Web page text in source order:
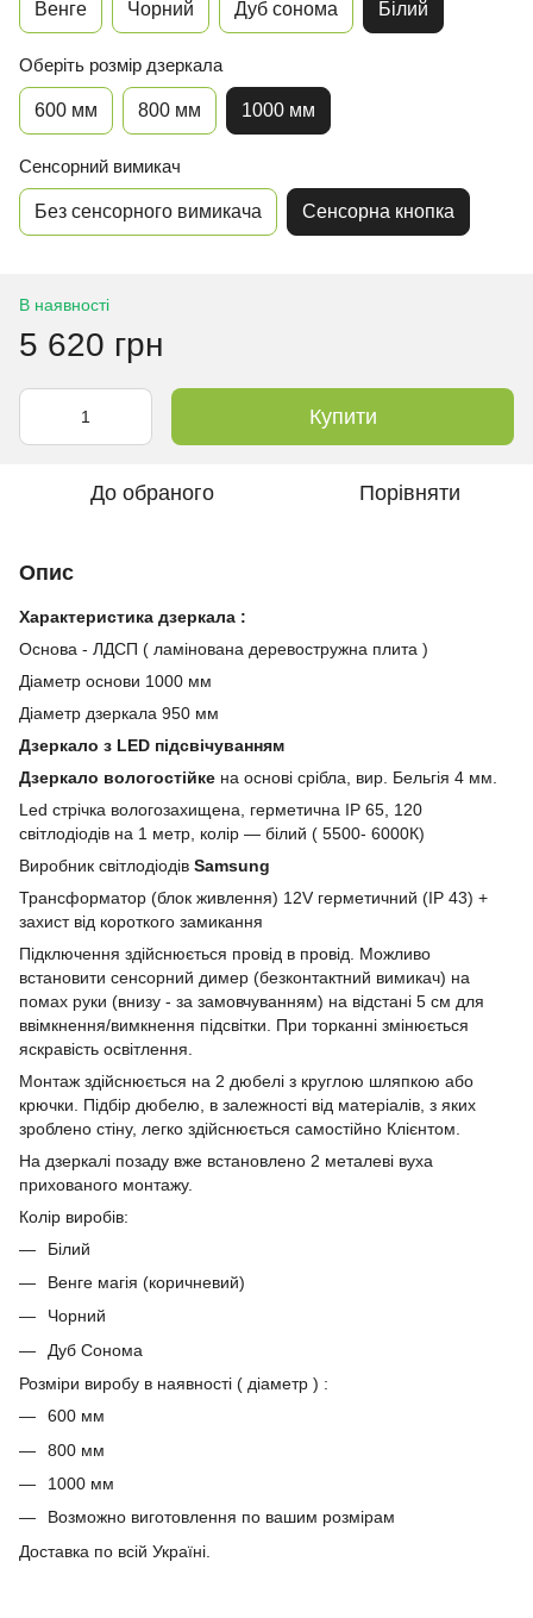
Венге Чорний Дуб сонома Білий
Оберіть розмір дзеркала
600 мм 800 мм 1000 мм
Сенсорний вимикач
Без сенсорного вимикача Сенсорна кнопка
В наявності
5 620 грн
Купити
До обраного Порівняти
Опис
Характеристика дзеркала :
Основа - ЛДСП ( ламінована деревостружна плита )
Діаметр основи 1000 мм
Діаметр дзеркала 950 мм
Дзеркало з LED підсвічуванням
Дзеркало вологостійке на основі срібла, вир. Бельгія 4 мм.
Led стрічка вологозахищена, герметична IP 65, 120
світлодіодів на 1 метр, колір — білий ( 5500- 6000К)
Виробник світлодіодів Samsung
Трансформатор (блок живлення) 12V герметичний (IP 43) +
захист від короткого замикання
Підключення здійснюється провід в провід. Можливо
встановити сенсорний димер (безконтактний вимикач) на
помах руки (внизу - за замовчуванням) на відстані 5 см для
ввімкнення/вимкнення підсвітки. При торканні змінюється
яскравість освітлення.
Монтаж здійснюється на 2 дюбелі з круглою шляпкою або
крючки. Підбір дюбелю, в залежності від матеріалів, з яких
зроблено стіну, легко здійснюється самостійно Клієнтом.
На дзеркалі позаду вже встановлено 2 металеві вуха
прихованого монтажу.
Колір виробів:
Білий
Венге магія (коричневий)
Чорний
Дуб Сонома
Розміри виробу в наявності ( діаметр ) :
600 мм
800 мм
1000 мм
Возможно виготовлення по вашим розмірам
Доставка по всій Україні.